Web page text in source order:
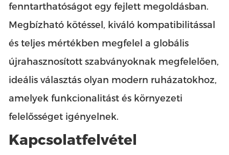
fenntarthatóságot egy fejlett megoldásban.
Megbízható kötéssel, kiváló kompatibilitással
és teljes mértékben megfelel a globális
újrahasznosított szabványoknak megfelelően,
ideális választás olyan modern ruházatokhoz,
amelyek funkcionalitást és környezeti
felelősséget igényelnek.
Kapcsolatfelvétel